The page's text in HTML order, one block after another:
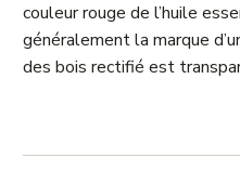
couleur rouge de l’huile
généralement la marque
des bois rectifié est